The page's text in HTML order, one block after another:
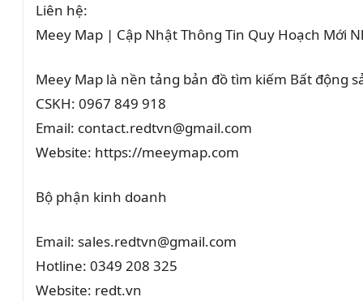
Liên hệ:
Meey Map | Cập Nhật Thông Tin Quy Hoạch Mới
Meey Map là nền tảng bản đồ tìm kiếm Bất động
CSKH: 0967 849 918
Email: contact.redtvn@gmail.com
Website: https://meeymap.com
Bộ phận kinh doanh
Email: sales.redtvn@gmail.com
Hotline: 0349 208 325
Website: redt.vn